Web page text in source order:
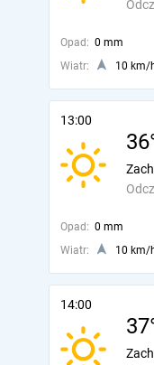
Opad: 0 mm
Wiatr:
10 km/
13:00
Opad: 0 mm
Wiatr:
10 km/
14:00